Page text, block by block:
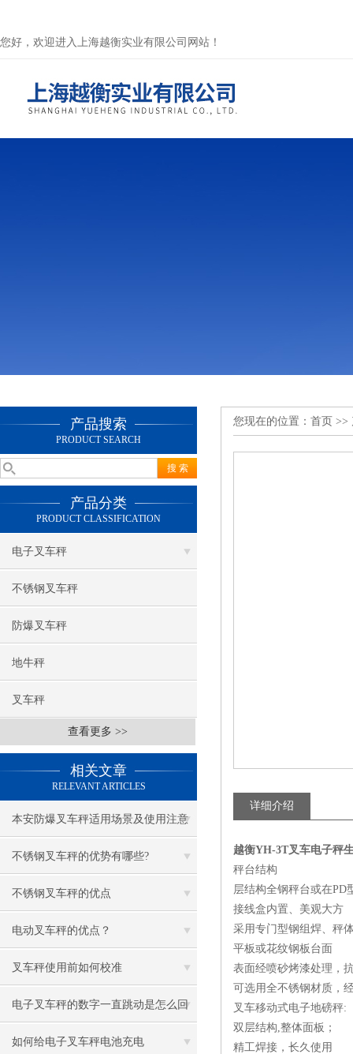
您好，欢迎进入上海越衡实业有限公司网站！
产品搜索
PRODUCT SEARCH
产品分类
PRODUCT CLASSIFICATION
电子叉车秤
不锈钢叉车秤
防爆叉车秤
地牛秤
叉车秤
查看更多 >>
相关文章
RELEVANT ARTICLES
本安防爆叉车秤适用场景及使用注意
事项
不锈钢叉车秤的优势有哪些?
不锈钢叉车秤的优点
电动叉车秤的优点？
叉车秤使用前如何校准
电子叉车秤的数字一直跳动是怎么回
事
如何给电子叉车秤电池充电
您现在的位置： 首页 >>
详细介绍
越衡YH-3T叉车电子秤
秤台结构
层结构全钢秤台或在PD
接线盒内置、美观大方
采用专门型钢组焊、秤
平板或花纹钢板台面
表面经喷砂烤漆处理，
可选用全不锈钢材质，
叉车移动式电子地磅秤:
双层结构,整体面板；
精工焊接，长久使用